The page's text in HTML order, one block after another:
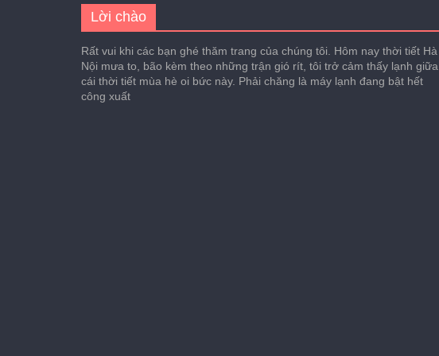
Lời chào
Rất vui khi các bạn ghé thăm trang của chúng tôi. Hôm nay thời tiết Hà
Nội mưa to, bão kèm theo những trận gió rít, tôi trở cảm thấy lạnh giữa
cái thời tiết mùa hè oi bức này. Phải chăng là máy lạnh đang bật hết
công xuất